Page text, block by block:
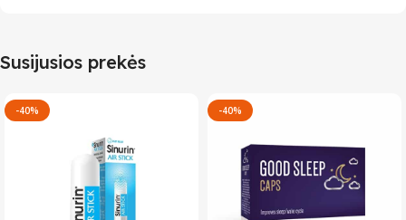
Susijusios prekės
-40% -40%